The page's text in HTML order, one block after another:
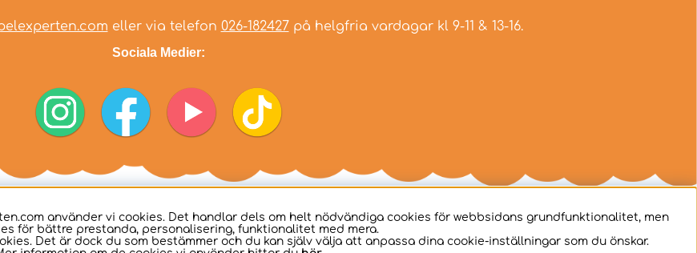
eller via telefon 026-182427på helgfria vardagar kl 9-11 & 13-16.
Sociala Medier:
använder vi cookies. Det handlar dels om helt nödvändiga cookies för webbsidans grundfunktionalitet, men
för bättre prestanda, personalisering, funktionalitet med mera.
Det är dock du som bestämmer och du kan själv välja att anpassa dina cookie-inställningar som du önskar.